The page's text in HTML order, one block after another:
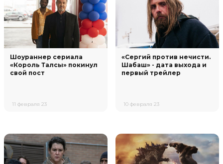
Шоураннер сериала
«Король Талсы» покинул
свой пост
11 февраля 23
«Сергий против нечисти.
Шабаш» - дата выхода и
первый трейлер
10 февраля 23